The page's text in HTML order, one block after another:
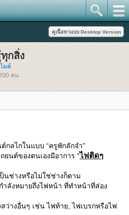
กสิ่ง
มค์
คน
กลไกในแบบ “ครูพักลักจำ”
นต์ของตนเองมีอาการ “ไฟติดๆ
นช่างหรือไม่ใช่ช่างก็ตาม
ำลังหมายถึงไฟหน้า ที่ทำหน้าที่ส่อง
ว่างอื่นๆ เช่น ไฟท้าย, ไฟเบรกหรือไฟ